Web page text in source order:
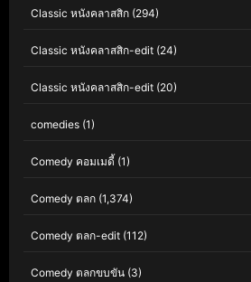
Classic หนังคลาสสิก (294)
Classic หนังคลาสสิก-edit (24)
Classic หนังคลาสสิก-edit (20)
comedies (1)
Comedy คอมเมดี้ (1)
Comedy ตลก (1,374)
Comedy ตลก-edit (112)
Comedy ตลกขบขัน (3)